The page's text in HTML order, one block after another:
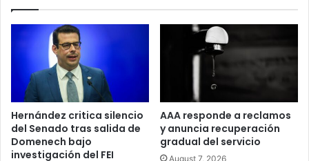
salarial
años
Hernández critica silencio
del Senado tras salida de
Domenech bajo
investigación del FEI
AAA responde a reclamos
y anuncia recuperación
gradual del servicio
August 7, 2026